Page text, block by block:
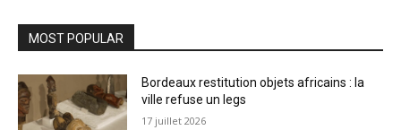
MOST POPULAR
Bordeaux restitution objets africains : la
ville refuse un legs
17 juillet 2026